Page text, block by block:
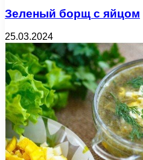
Зеленый борщ с яйцом
25.03.2024